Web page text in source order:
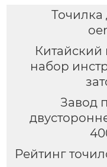
набор
Завод
Рейтинг